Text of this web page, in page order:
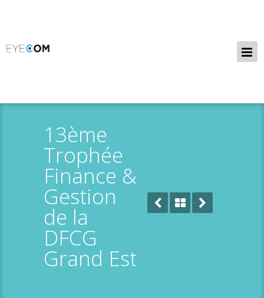
13ème
Trophée
Finance &
Gestion
de la
DFCG
Grand Est